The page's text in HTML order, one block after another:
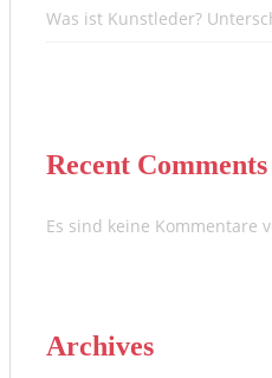
Was ist Kunstleder?
Recent Comments
Es sind keine Kommentare
Archives